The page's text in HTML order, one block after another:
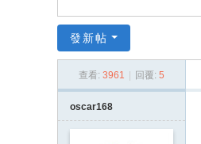
酷
發新帖
查看: 3961 回覆: 5
oscar168